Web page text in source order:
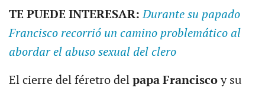
TE PUEDE INTERESAR:Durante su papado
Francisco recorrió un camino problemático al
abordar el abuso sexual del clero
El cierre del féretro del papa Franciscoy su